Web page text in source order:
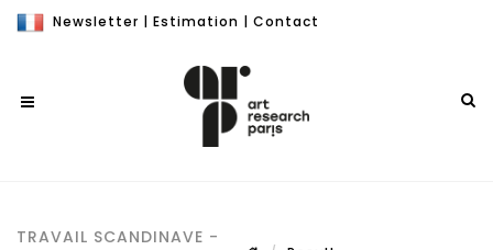
Newsletter | Estimation | Contact
TRAVAIL SCANDINAVE -